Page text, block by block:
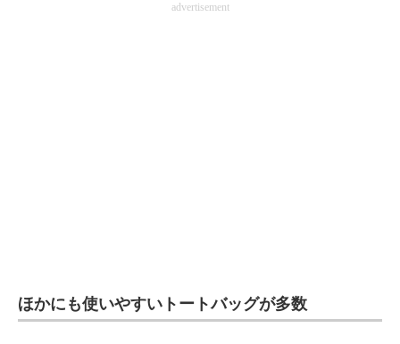
advertisement
ほかにも使いやすいトートバッグが多数